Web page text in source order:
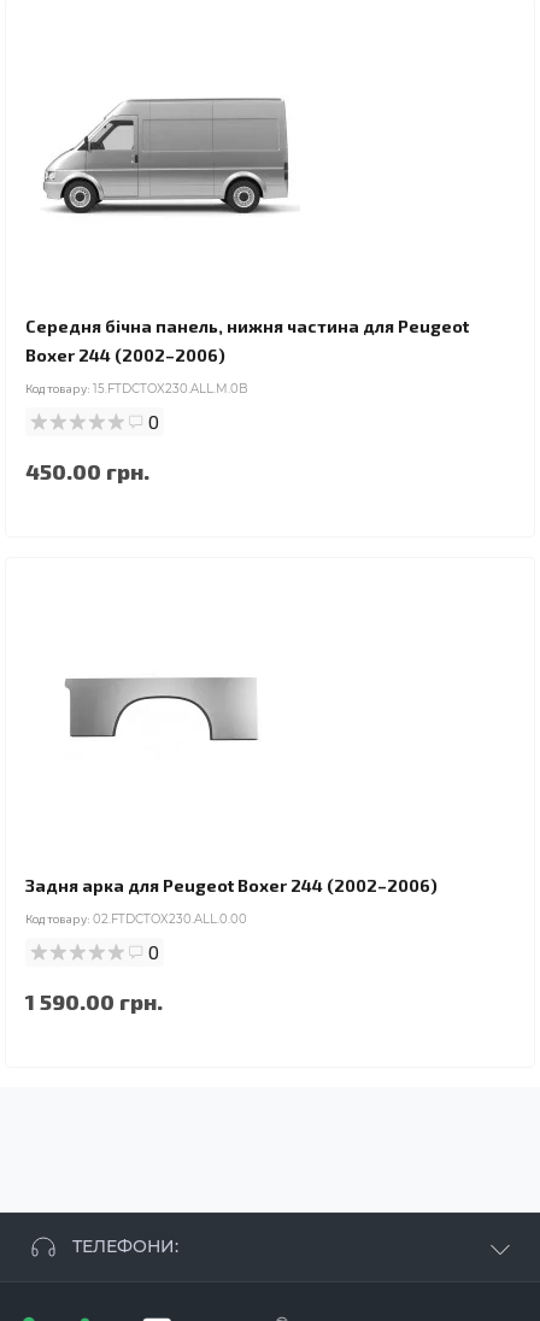
Середня бічна панель, нижня частина для Peugeot
Boxer 244 (2002–2006)
Код товару: 15.FTDCTOX230.ALL.M.0B
0
450.00 грн.
Задня арка для Peugeot Boxer 244 (2002–2006)
Код товару: 02.FTDCTOX230.ALL.0.00
0
1 590.00 грн.
ТЕЛЕФОНИ: